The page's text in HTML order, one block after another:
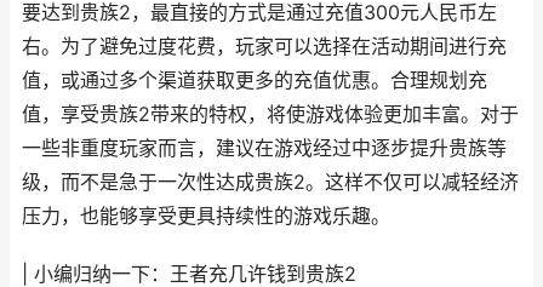
要达到贵族2，最直接的方式是通过充值300元人民币左
右。为了避免过度花费，玩家可以选择在活动期间进行充
值，或通过多个渠道获取更多的充值优惠。合理规划充
值，享受贵族2带来的特权，将使游戏体验更加丰富。对于
一些非重度玩家而言，建议在游戏经过中逐步提升贵族等
级，而不是急于一次性达成贵族2。这样不仅可以减轻经济
压力，也能够享受更具持续性的游戏乐趣。
| 小编归纳一下：王者充几许钱到贵族2